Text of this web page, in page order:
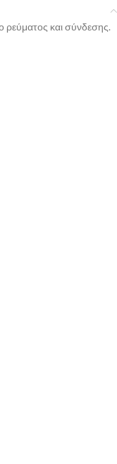
ρεύματος και σύνδεσης.